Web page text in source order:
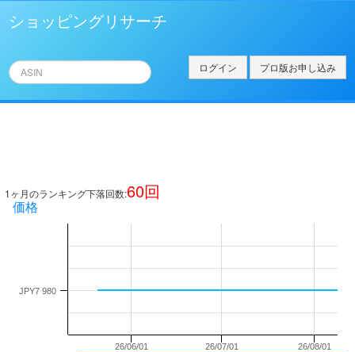
ショッピングリサーチ
ログイン プロ版お申し込み
1ヶ月のランキング下落回数:60回
価格
26/06/01 26/07/01 26/08/01
JPY7 980